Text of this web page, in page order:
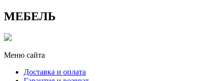
МЕБЕЛЬ
Меню сайта
Доставка и оплата